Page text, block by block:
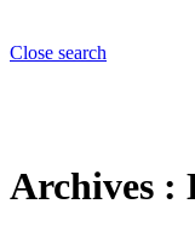
Close search
Archives :